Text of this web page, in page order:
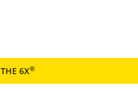
THE 6X®